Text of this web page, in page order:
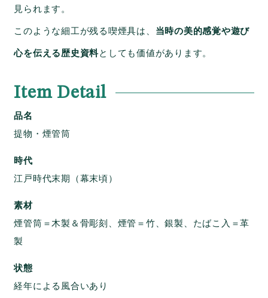
見られます。
このような細工が残る喫煙具は、 当時の美的感覚や遊び
心を伝える歴史資料としても価値があります。
Item Detail
品名
提物・煙管筒
時代
江戸時代末期（幕末頃）
素材
煙管筒＝木製＆骨彫刻、煙管＝竹、銀製、たばこ入＝革
製
状態
経年による風合いあり